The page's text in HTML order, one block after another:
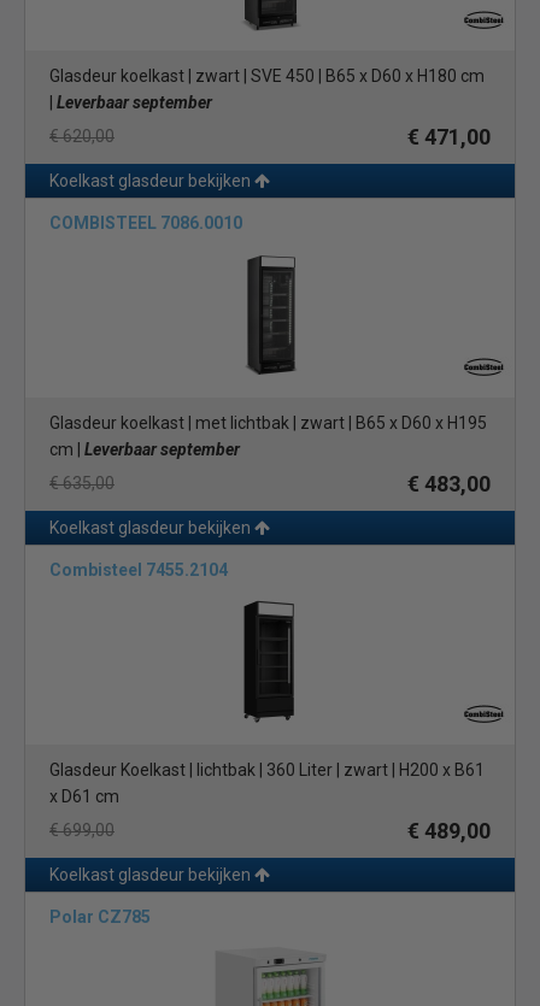
Glasdeur koelkast | zwart | SVE 450 | B65 x D60 x H180 cm
Leverbaar september
€ 620,00
€ 471,00
Koelkast glasdeur bekijken
COMBISTEEL 7086.0010
Glasdeur koelkast | met lichtbak | zwart | B65 x D60 x H195
cm | Leverbaar september
€ 635,00
€ 483,00
Koelkast glasdeur bekijken
Combisteel 7455.2104
Glasdeur Koelkast | lichtbak | 360 Liter | zwart | H200 x B61
x D61 cm
€ 699,00
€ 489,00
Koelkast glasdeur bekijken
Polar CZ785